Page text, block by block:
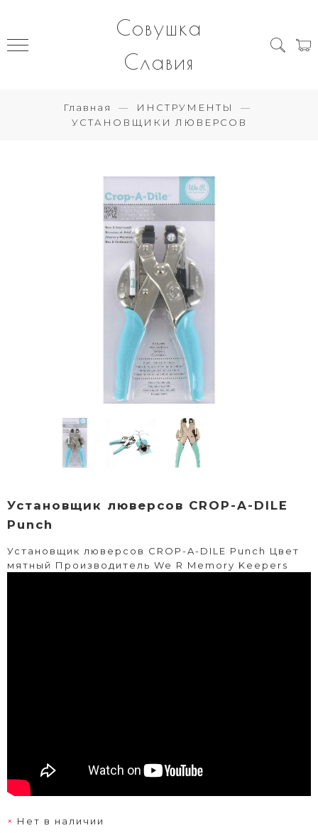
Совушка
Славия
Главная
ИНСТРУМЕНТЫ
УСТАНОВЩИКИ ЛЮВЕРСОВ
Установщик люверсов CROP-A-DILE
Punch
Установщик люверсов CROP-A-DILE Punch Цвет
мятный Производитель We R Memory Keepers
Нет в наличии